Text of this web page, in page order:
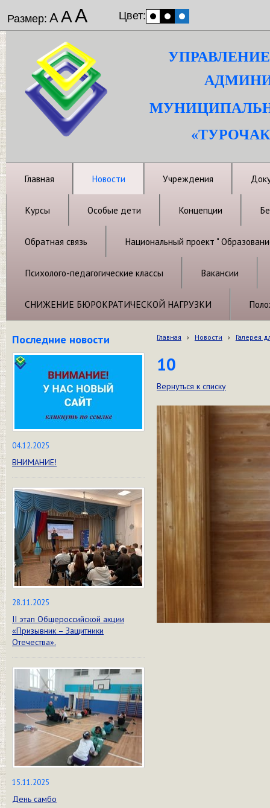
Размер: ААА Цвет:
Главная Новости Учреждения
Курсы Особые дети Концепции
Обратная связь Национальный проект "
Психолого-педагогические классы Вакансии
СНИЖЕНИЕ БЮРОКРАТИЧЕСКОЙ НАГРУЗКИ
Последние новости
04.12.2025
ВНИМАНИЕ!
28.11.2025
II этап Общероссийской акции
«Призывник – Защитники
Отечества».
15.11.2025
День самбо
Главная › Новости › Галерея
10
Вернуться к списку